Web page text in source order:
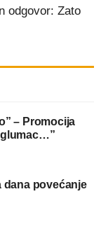
odgovor: Zato
– Promocija
dana povećanje